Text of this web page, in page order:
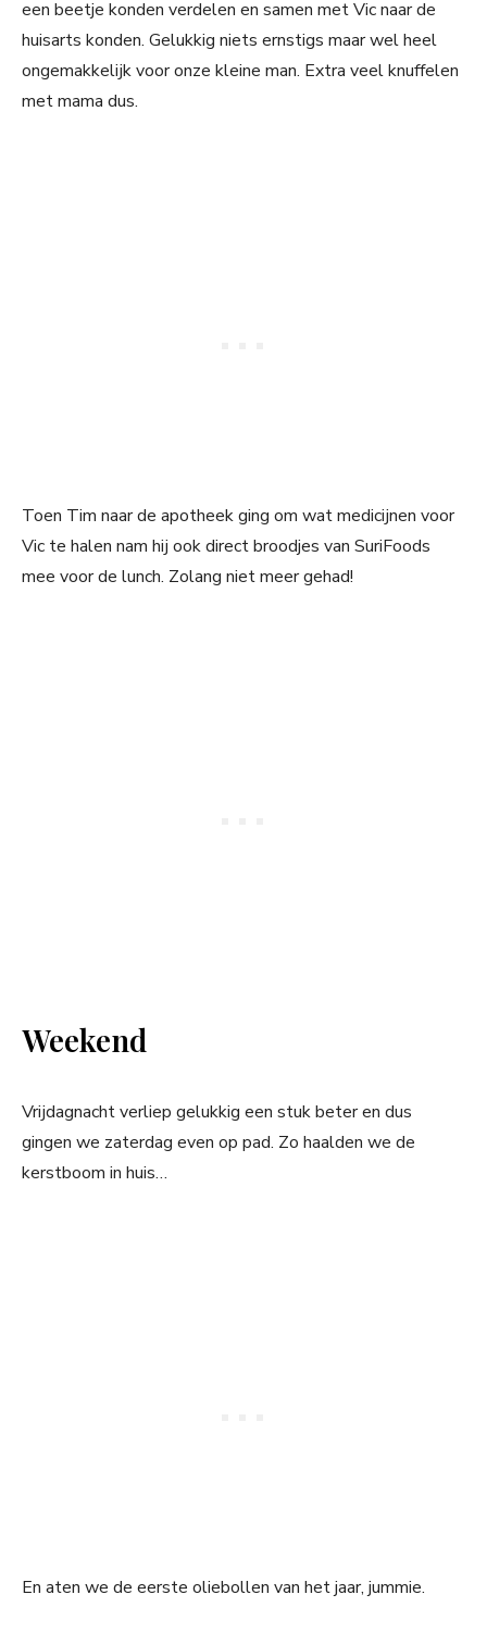
een beetje konden verdelen en samen met Vic naar de
huisarts konden. Gelukkig niets ernstigs maar wel heel
ongemakkelijk voor onze kleine man. Extra veel knuffelen
met mama dus.
Toen Tim naar de apotheek ging om wat medicijnen voor
Vic te halen nam hij ook direct broodjes van SuriFoods
mee voor de lunch. Zolang niet meer gehad!
Weekend
Vrijdagnacht verliep gelukkig een stuk beter en dus
gingen we zaterdag even op pad. Zo haalden we de
kerstboom in huis…
En aten we de eerste oliebollen van het jaar, jummie.